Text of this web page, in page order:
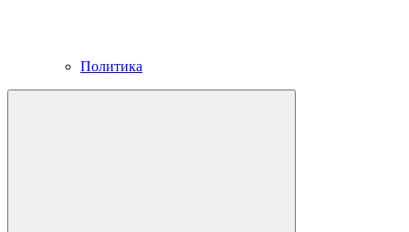
Политика